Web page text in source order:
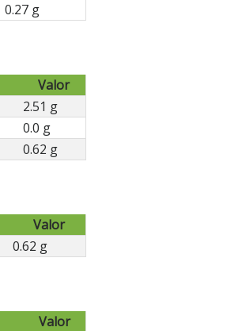
0.27 g
Valor
2.51 g
0.0 g
0.62 g
Valor
0.62 g
Valor